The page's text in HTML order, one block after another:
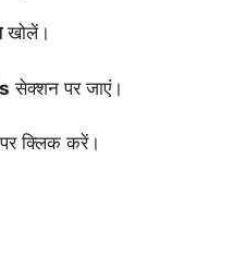
खोलें।
सेक्शन पर जाएं।
क्लिक करें।